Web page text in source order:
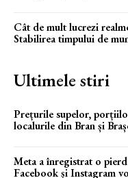
Cât de mult lucrezi
Stabilirea timpului de
Ultimele stiri
Prețurile supelor,
localurile din Bran și
Meta a înregistrat o
Facebook și Instagram